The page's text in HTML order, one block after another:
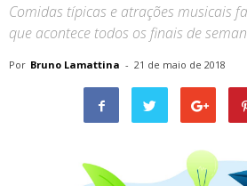
Comidas típicas e atrações musicais
que acontece todos os finais de
Por Bruno Lamattina - 21 de maio de 2018